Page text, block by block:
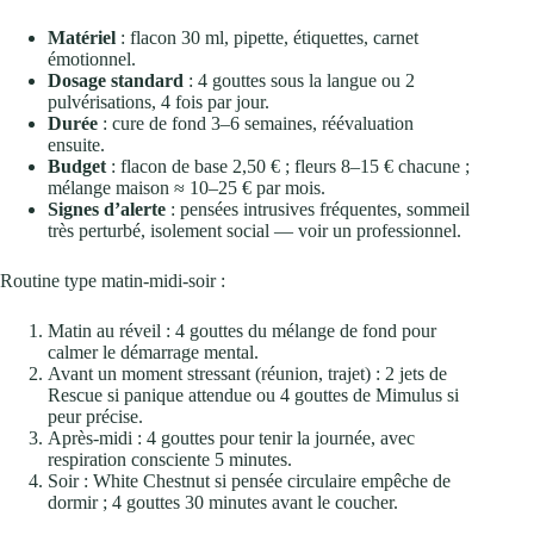
Matériel : flacon 30 ml, pipette, étiquettes, carnet
émotionnel.
Dosage standard : 4 gouttes sous la langue ou 2
pulvérisations, 4 fois par jour.
Durée : cure de fond 3–6 semaines, réévaluation
ensuite.
Budget : flacon de base 2,50 € ; fleurs 8–15 € chacune ;
mélange maison ≈ 10–25 € par mois.
Signes d’alerte : pensées intrusives fréquentes, sommeil
très perturbé, isolement social — voir un professionnel.
Routine type matin-midi-soir :
Matin au réveil : 4 gouttes du mélange de fond pour
calmer le démarrage mental.
Avant un moment stressant (réunion, trajet) : 2 jets de
Rescue si panique attendue ou 4 gouttes de Mimulus si
peur précise.
Après-midi : 4 gouttes pour tenir la journée, avec
respiration consciente 5 minutes.
Soir : White Chestnut si pensée circulaire empêche de
dormir ; 4 gouttes 30 minutes avant le coucher.